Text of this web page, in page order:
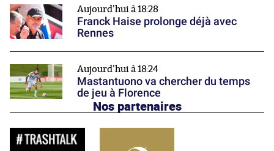
Aujourd'hui à 18:28
Franck Haise prolonge déjà avec
Rennes
Aujourd'hui à 18:24
Mastantuono va chercher du temps
de jeu à Florence
Nos partenaires